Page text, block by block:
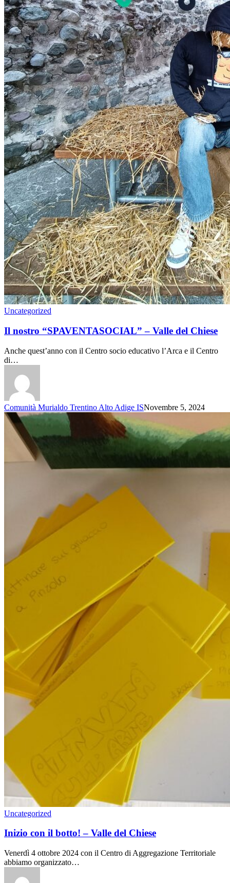
Uncategorized
Il nostro “SPAVENTASOCIAL” – Valle del Chiese
Anche quest’anno con il Centro socio educativo l’Arca e il Centro
di…
Comunità Murialdo Trentino Alto Adige ISNovembre 5, 2024
Uncategorized
Inizio con il botto! – Valle del Chiese
Venerdì 4 ottobre 2024 con il Centro di Aggregazione Territoriale
abbiamo organizzato…